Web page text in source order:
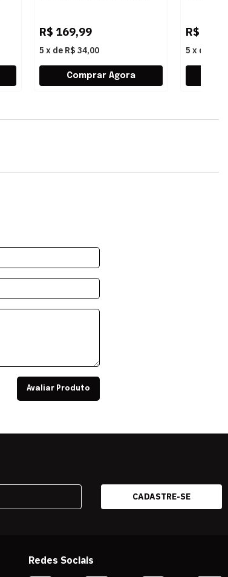
R$ 169,99
5 x de R$ 34,00
R$
5 x de
Avaliar Produto
Redes Sociais